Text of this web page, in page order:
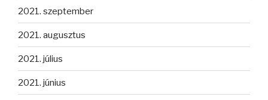
2021. szeptember
2021. augusztus
2021. július
2021. június